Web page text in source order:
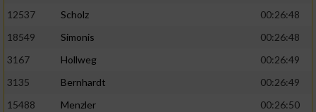
12537
Scholz
00:26:48
18549
Simonis
00:26:48
3167
Hollweg
00:26:49
3135
Bernhardt
00:26:49
15488
Menzler
00:26:50